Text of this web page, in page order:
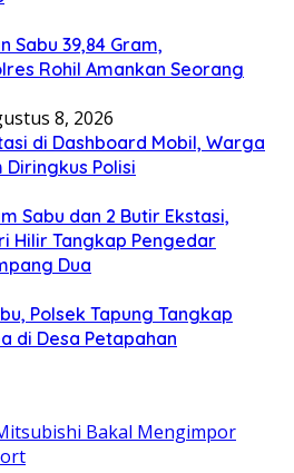
Sabu 39,84 Gram,
Rohil Amankan Seorang
8, 2026
di Dashboard Mobil, Warga
Diringkus Polisi
Sabu dan 2 Butir Ekstasi,
Hilir Tangkap Pengedar
Dua
Polsek Tapung Tangkap
di Desa Petapahan